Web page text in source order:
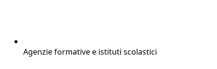
Agenzie formative e istituti scolastici